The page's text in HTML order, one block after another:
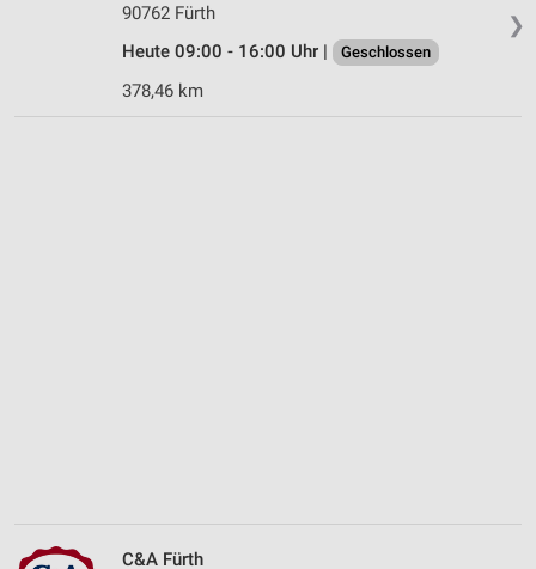
❯
90762 Fürth
Heute 09:00 - 16:00 Uhr |
Geschlossen
378,46 km
C&A Fürth